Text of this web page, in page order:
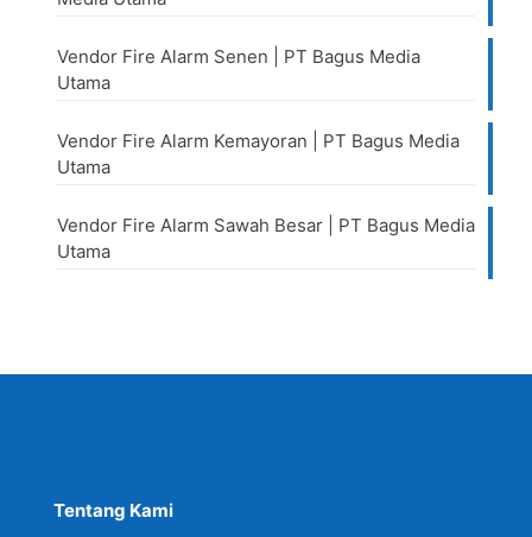
Vendor Fire Alarm Senen | PT Bagus Media
Utama
Vendor Fire Alarm Kemayoran | PT Bagus Media
Utama
Vendor Fire Alarm Sawah Besar | PT Bagus Media
Utama
Tentang Kami